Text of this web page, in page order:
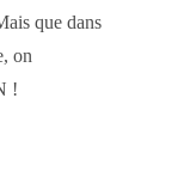
que dans
on
!